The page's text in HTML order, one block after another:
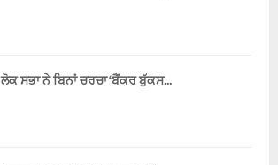
ਲੋਕ ਸਭਾ ਨੇ ਬਿਨਾਂ ਚਰਚਾ ‘ਬੈਂਕਰ ਬੁੱਕਸ...